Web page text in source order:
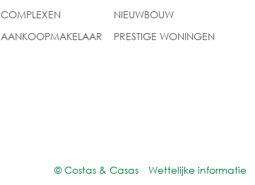
COMPLEXEN
AANKOOPMAKELAAR
NIEUWBOUW
PRESTIGE WONINGEN
© Costas & Casas Wettelijke informatie